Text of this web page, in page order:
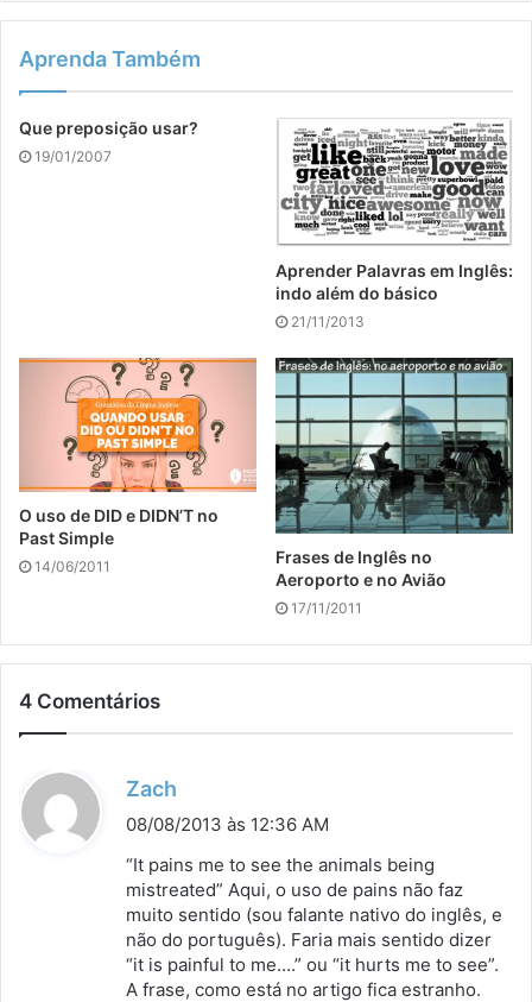
Aprenda Também
Que preposição usar?
19/01/2007
Aprender Palavras em Inglês:
indo além do básico
21/11/2013
O uso de DID e DIDN’T no
Past Simple
14/06/2011
Frases de Inglês no
Aeroporto e no Avião
17/11/2011
4 Comentários
Zach
i
s
e
:
08/08/2013 às 12:36 AM
“It pains me to see the animals being
mistreated” Aqui, o uso de pains não faz
muito sentido (sou falante nativo do inglês, e
não do português). Faria mais sentido dizer
“it is painful to me….” ou “it hurts me to see”.
A frase, como está no artigo fica estranho.